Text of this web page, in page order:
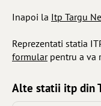
Inapoi la Itp Targu
Reprezentati statia
formularpentru a va
Alte statii itp din